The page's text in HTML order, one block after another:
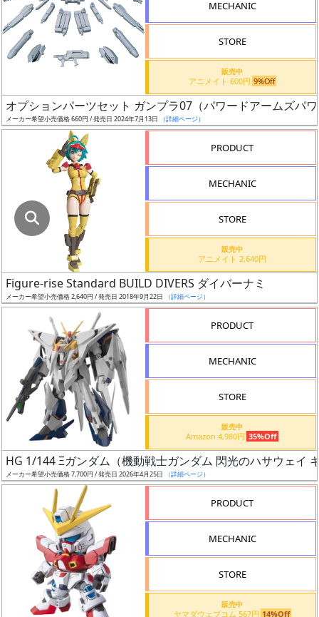
し
た
店
最
安
ク
ス
ア
ト
ー
タ
ー
MECHANIC
STORE
販売中
アニメイト 600円 9%Off
オプションパーツセット ガンプラ07（パワードアームズパ
メーカー希望小売価格 660円 / 発売日 2024年7月13日 （詳細ページ）
PRODUCT
MECHANIC
STORE
販売中
アニメイト 2,640円
Figure-rise Standard BUILD DIVERS ダイバーナミ
メーカー希望小売価格 2,640円 / 発売日 2018年9月22日 （詳細ページ）
PRODUCT
MECHANIC
STORE
販売中
Amazon 4,980円 35%Off
HG 1/144 Ξガンダム（機動戦士ガンダム 閃光のハサウェイ
メーカー希望小売価格 7,700円 / 発売日 2026年4月25日 （詳細ページ）
PRODUCT
MECHANIC
STORE
販売中
ヤマダウェブコム 567円 14%Off